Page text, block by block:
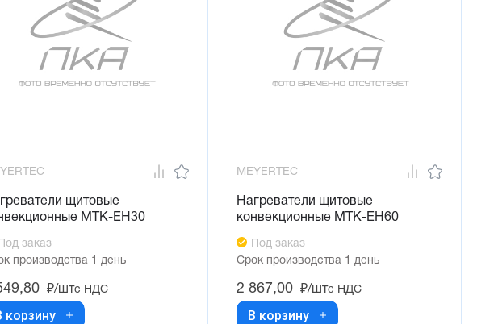
щитовые
MTK-EH30
Под заказ
производства 1 день
₽/штс НДС
корзину
MEYERTEC
Нагреватели щитовые
конвекционные MTK-EH60
Под заказ
Срок производства 1 день
2 867,00 ₽/штс НДС
В корзину